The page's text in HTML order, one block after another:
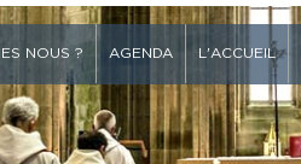
NOUS ?
AGENDA L'ACCUEIL